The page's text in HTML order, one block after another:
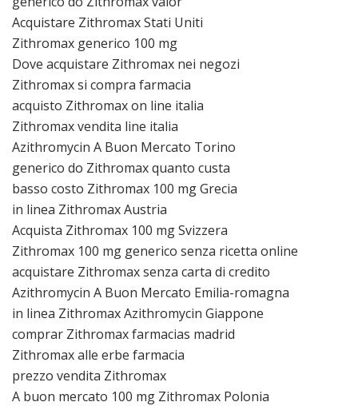
Acquistare Zithromax Stati Uniti
Zithromax generico 100 mg
Dove acquistare Zithromax nei negozi
Zithromax si compra farmacia
acquisto Zithromax on line italia
Zithromax vendita line italia
Azithromycin A Buon Mercato Torino
generico do Zithromax quanto custa
basso costo Zithromax 100 mg Grecia
in linea Zithromax Austria
Acquista Zithromax 100 mg Svizzera
Zithromax 100 mg generico senza ricetta online
acquistare Zithromax senza carta di credito
Azithromycin A Buon Mercato Emilia-romagna
in linea Zithromax Azithromycin Giappone
comprar Zithromax farmacias madrid
Zithromax alle erbe farmacia
prezzo vendita Zithromax
A buon mercato 100 mg Zithromax Polonia